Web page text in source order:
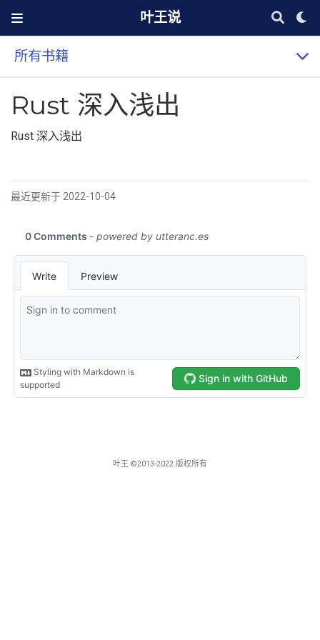
叶王说
所有书籍
Rust 深入浅出
Rust 深入浅出
最近更新于 2022-10-04
叶王 ©2013-2022 版权所有